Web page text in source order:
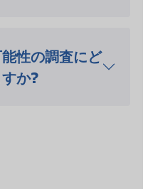
性の調査にど
か?